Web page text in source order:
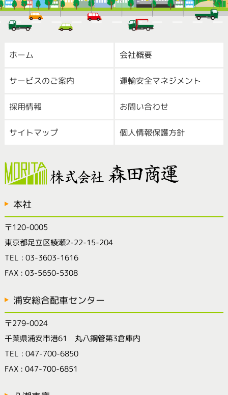
ホーム 会社概要
サービスのご案内 運輸安全マネジメント
採用情報 お問い合わせ
サイトマップ 個人情報保護方針
本社
〒120-0005
東京都足立区綾瀬2-22-15-204
TEL : 03-3603-1616
FAX : 03-5650-5308
浦安総合配車センター
〒279-0024
千葉県浦安市港61 丸八鋼管第3倉庫内
TEL : 047-700-6850
FAX : 047-700-6851